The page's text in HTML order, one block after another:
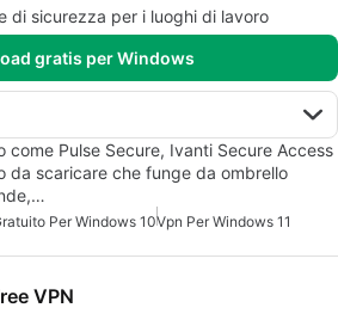
di sicurezza per i luoghi di lavoro
gratis per Windows
come Pulse Secure, Ivanti Secure Access
da scaricare che funge da ombrello
Per Windows 10Vpn Per Windows 11
VPN